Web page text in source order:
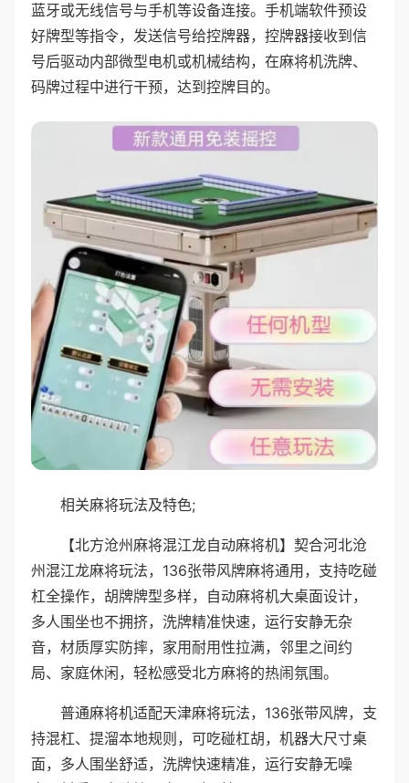
蓝牙或无线信号与手机等设备连接。手机端软件预设
好牌型等指令，发送信号给控牌器，控牌器接收到信
号后驱动内部微型电机或机械结构，在麻将机洗牌、
码牌过程中进行干预，达到控牌目的。
相关麻将玩法及特色;
【北方沧州麻将混江龙自动麻将机】契合河北沧
州混江龙麻将玩法，136张带风牌麻将通用，支持吃碰
杠全操作，胡牌牌型多样，自动麻将机大桌面设计，
多人围坐也不拥挤，洗牌精准快速，运行安静无杂
音，材质厚实防摔，家用耐用性拉满，邻里之间约
局、家庭休闲，轻松感受北方麻将的热闹氛围。
普通麻将机适配天津麻将玩法，136张带风牌，支
持混杠、提溜本地规则，可吃碰杠胡，机器大尺寸桌
面，多人围坐舒适，洗牌快速精准，运行安静无噪